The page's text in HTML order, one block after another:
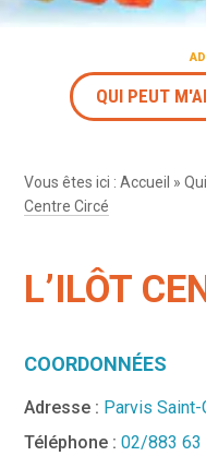
QUI PEUT
Vous êtes ici :Accueil »
Centre Circé
L’ILÔT
COORDONNÉES
Adresse : Parvis
Téléphone :02/883 63